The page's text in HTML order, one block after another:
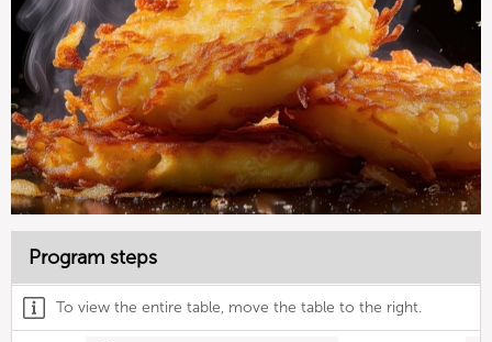
Program steps
To view the entire table, move the table to the right.